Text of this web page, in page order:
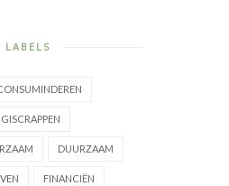
LABELS
DUURZAAM
FINANCIËN